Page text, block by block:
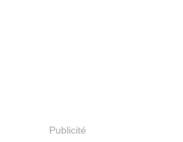
Publicité